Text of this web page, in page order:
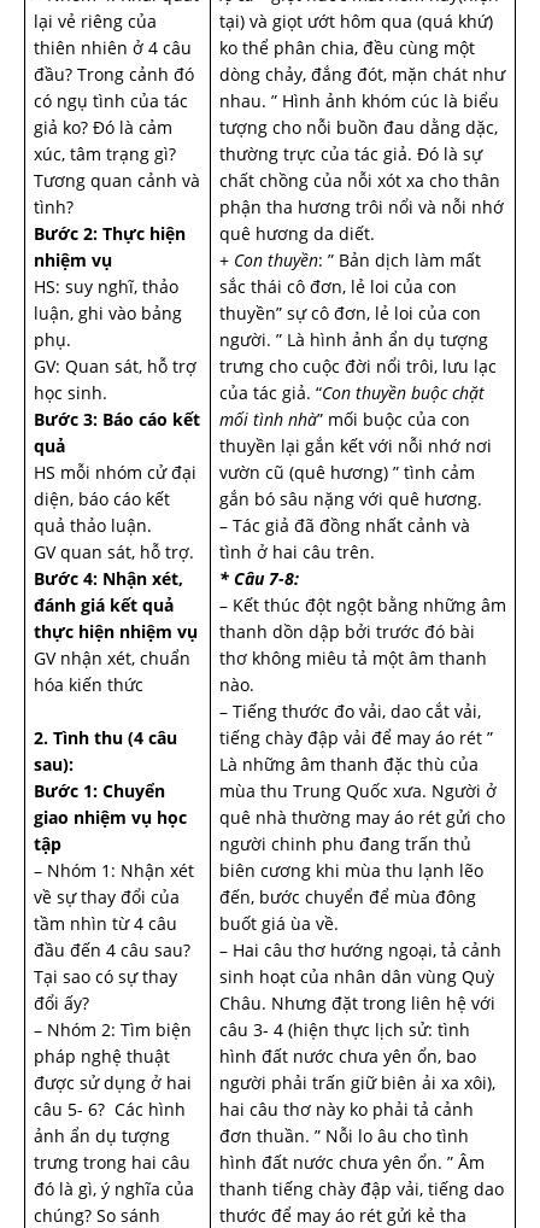
lại vẻ riêng của
thiên nhiên ở 4 câu
đầu? Trong cảnh đó
có ngụ tình của tác
giả ko? Đó là cảm
xúc, tâm trạng gì?
Tương quan cảnh và
tình?
Bước 2: Thực hiện
nhiệm vụ
HS: suy nghĩ, thảo
luận, ghi vào bảng
phụ.
GV: Quan sát, hỗ trợ
học sinh.
Bước 3: Báo cáo kết
quả
HS mỗi nhóm cử đại
diện, báo cáo kết
quả thảo luận.
GV quan sát, hỗ trợ.
Bước 4: Nhận xét,
đánh giá kết quả
thực hiện nhiệm vụ
GV nhận xét, chuẩn
hóa kiến thức
2. Tình thu (4 câu
sau):
Bước 1: Chuyển
giao nhiệm vụ học
tập
– Nhóm 1: Nhận xét
về sự thay đổi của
tầm nhìn từ 4 câu
đầu đến 4 câu sau?
Tại sao có sự thay
đổi ấy?
– Nhóm 2: Tìm biện
pháp nghệ thuật
được sử dụng ở hai
câu 5- 6? Các hình
ảnh ẩn dụ tượng
trưng trong hai câu
đó là gì, ý nghĩa của
chúng? So sánh
tại) và giọt ướt hôm qua (quá khứ)
ko thể phân chia, đều cùng một
dòng chảy, đắng đót, mặn chát như
nhau. ” Hình ảnh khóm cúc là biểu
tượng cho nỗi buồn đau dằng dặc,
thường trực của tác giả. Đó là sự
chất chồng của nỗi xót xa cho thân
phận tha hương trôi nổi và nỗi nhớ
quê hương da diết.
+ Con thuyền: ” Bản dịch làm mất
sắc thái cô đơn, lẻ loi của con
thuyền” sự cô đơn, lẻ loi của con
người. ” Là hình ảnh ẩn dụ tượng
trưng cho cuộc đời nổi trôi, lưu lạc
của tác giả. “Con thuyền buộc chặt
mối tình nhà” mối buộc của con
thuyền lại gắn kết với nỗi nhớ nơi
vườn cũ (quê hương) ” tình cảm
gắn bó sâu nặng với quê hương.
– Tác giả đã đồng nhất cảnh và
tình ở hai câu trên.
* Câu 7-8:
– Kết thúc đột ngột bằng những âm
thanh dồn dập bởi trước đó bài
thơ không miêu tả một âm thanh
nào.
– Tiếng thước đo vải, dao cắt vải,
tiếng chày đập vải để may áo rét ”
Là những âm thanh đặc thù của
mùa thu Trung Quốc xưa. Người ở
quê nhà thường may áo rét gửi cho
người chinh phu đang trấn thủ
biên cương khi mùa thu lạnh lẽo
đến, bước chuyển để mùa đông
buốt giá ùa về.
– Hai câu thơ hướng ngoại, tả cảnh
sinh hoạt của nhân dân vùng Quỳ
Châu. Nhưng đặt trong liên hệ với
câu 3- 4 (hiện thực lịch sử: tình
hình đất nước chưa yên ổn, bao
người phải trấn giữ biên ải xa xôi),
hai câu thơ này ko phải tả cảnh
đơn thuần. ” Nỗi lo âu cho tình
hình đất nước chưa yên ổn. ” Âm
thanh tiếng chày đập vải, tiếng dao
thước để may áo rét gửi kẻ tha